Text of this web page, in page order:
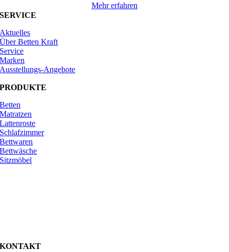
Mehr erfahren
SERVICE
Aktuelles
Über Betten Kraft
Service
Marken
Ausstellungs-Angebote
PRODUKTE
Betten
Matratzen
Lattenroste
Schlafzimmer
Bettwaren
Bettwäsche
Sitzmöbel
KONTAKT